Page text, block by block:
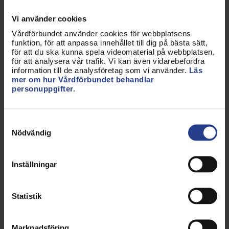
Vi använder cookies
Vårdförbundet använder cookies för webbplatsens
funktion, för att anpassa innehållet till dig på bästa sätt,
för att du ska kunna spela videomaterial på webbplatsen,
för att analysera vår trafik. Vi kan även vidarebefordra
information till de analysföretag som vi använder. Läs
mer om hur Vårdförbundet behandlar
personuppgifter.
Nödvändig
Inställningar
Statistik
Marknadsföring
välfärdens arbetsuppgifter. Att välfärd och
ordningsmakt inte delar all information är
avgörande för att sjuka och människor i utsatta
situationer ska kunna få sina grundläggande
rättigheter.
Angiveri skulle också leda till att färre vill arbeta i
på personal med rätt kompetens och sämre
Läget i välfärden är redan oerhört ansträngt.
angiverilagstiftning ser vi att statsbidragen minskar
Samtliga regioner och 173 av 290 kommuner räknar